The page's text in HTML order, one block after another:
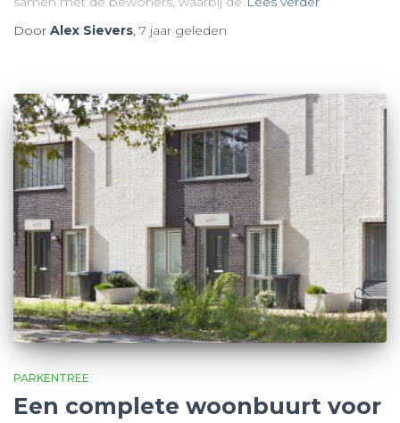
Door Alex Sievers, 7 jaar geleden
PARKENTREE
Een complete woonbuurt voor